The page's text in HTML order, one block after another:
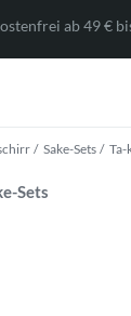
ab 49 €
Sake-Sets Ta-
Sets